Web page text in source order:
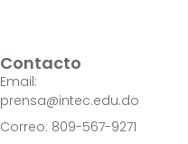
Contacto
Email:
prensa@intec.edu.do
Correo: 809-567-9271